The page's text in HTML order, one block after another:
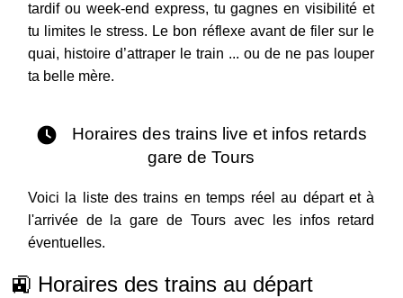
tardif ou week-end express, tu gagnes en visibilité et
tu limites le stress. Le bon réflexe avant de filer sur le
quai, histoire d’attraper le train ... ou de ne pas louper
ta belle mère.
Horaires des trains live et infos retards
gare de Tours
Voici la liste des trains en temps réel au départ et à
l'arrivée de la gare de Tours avec les infos retard
éventuelles.
🚉 Horaires des trains au départ